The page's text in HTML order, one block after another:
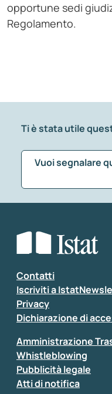
opportune sedi
Regolamento.
Ti è stata utile
Vuoi segnalare
Seleziona la
Inserisci il tuo
Contatti
Iscriviti a
Privacy
Dichiarazione di
Amministrazione
Whistleblowing
Pubblicità legale
Atti di notifica